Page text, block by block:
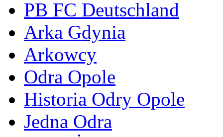
PB FC Deutschland
Arka Gdynia
Arkowcy
Odra Opole
Historia Odry Opole
Jedna Odra